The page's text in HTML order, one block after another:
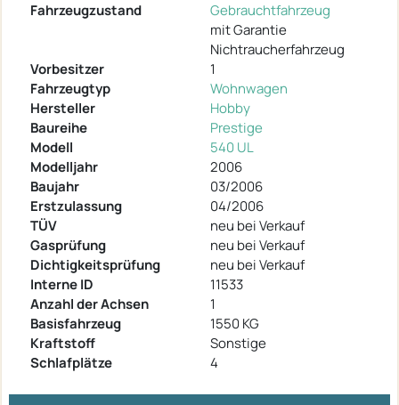
Fahrzeugzustand
Gebrauchtfahrzeug
mit Garantie
Nichtraucherfahrzeug
Vorbesitzer
1
Fahrzeugtyp
Wohnwagen
Hersteller
Hobby
Baureihe
Prestige
Modell
540 UL
Modelljahr
2006
Baujahr
03/2006
Erstzulassung
04/2006
TÜV
neu bei Verkauf
Gasprüfung
neu bei Verkauf
Dichtigkeitsprüfung
neu bei Verkauf
Interne ID
11533
Anzahl der Achsen
1
Basisfahrzeug
1550 KG
Kraftstoff
Sonstige
Schlafplätze
4